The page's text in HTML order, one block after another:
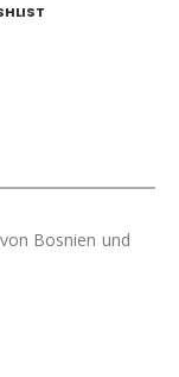
Bosnien und